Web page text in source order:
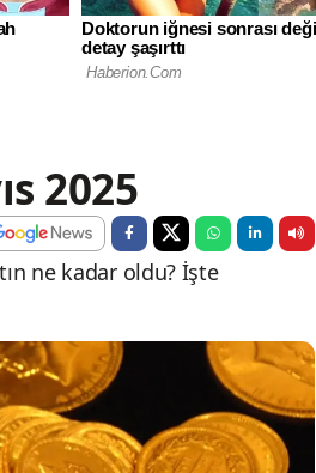
2025
ne kadar oldu? İşte